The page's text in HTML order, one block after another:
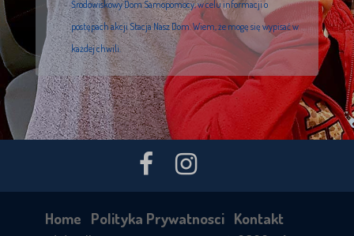
Środowiskowy Dom Samopomocy, w celu informacji o
postępach akcji Stacja Nasz Dom. Wiem, że mogę się wypisać w
każdej chwili.
Home Polityka Prywatnosci Kontakt